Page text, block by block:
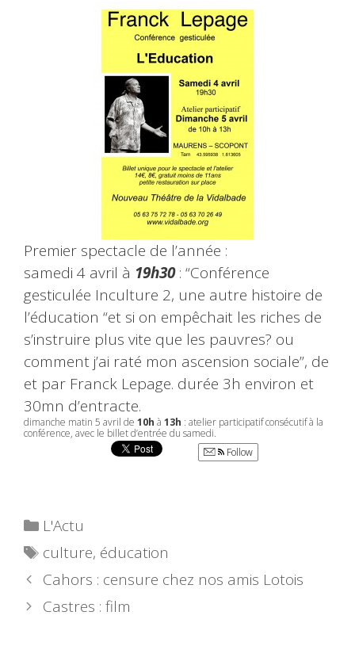
Premier spectacle de l’année :
samedi 4 avril à 19h30: “Conférence
gesticulée Inculture 2, une autre histoire de
l’éducation “et si on empêchait les riches de
s’instruire plus vite que les pauvres? ou
comment j’ai raté mon ascension sociale”, de
et par Franck Lepage. durée 3h environ et
30mn d’entracte.
dimanche matin 5 avril de 10h à 13h : atelier participatif consécutif à la
conférence, avec le billet d’entrée du samedi.
Follow
Catégories
L'Actu
Étiquettes
culture, éducation
Cahors : censure chez nos amis Lotois
Castres : film